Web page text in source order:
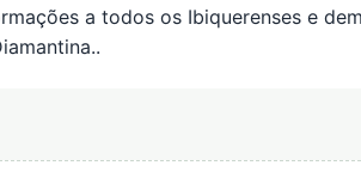
a todos os Ibiquerenses e